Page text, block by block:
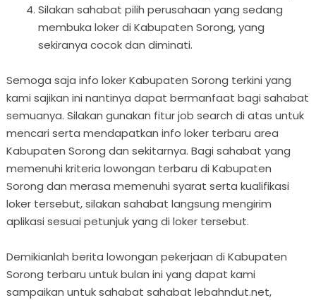
Silakan sahabat pilih perusahaan yang sedang
membuka loker di Kabupaten Sorong, yang
sekiranya cocok dan diminati.
Semoga saja info loker Kabupaten Sorong terkini yang
kami sajikan ini nantinya dapat bermanfaat bagi sahabat
semuanya. Silakan gunakan fitur job search di atas untuk
mencari serta mendapatkan info loker terbaru area
Kabupaten Sorong dan sekitarnya. Bagi sahabat yang
memenuhi kriteria lowongan terbaru di Kabupaten
Sorong dan merasa memenuhi syarat serta kualifikasi
loker tersebut, silakan sahabat langsung mengirim
aplikasi sesuai petunjuk yang di loker tersebut.
Demikianlah berita lowongan pekerjaan di Kabupaten
Sorong terbaru untuk bulan ini yang dapat kami
sampaikan untuk sahabat sahabat lebahndut.net,